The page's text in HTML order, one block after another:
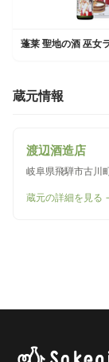
蓬莱 聖地の酒 巫女
蔵元情報
渡辺酒造店
岐阜県飛騨市古川
蔵元の詳細を見る